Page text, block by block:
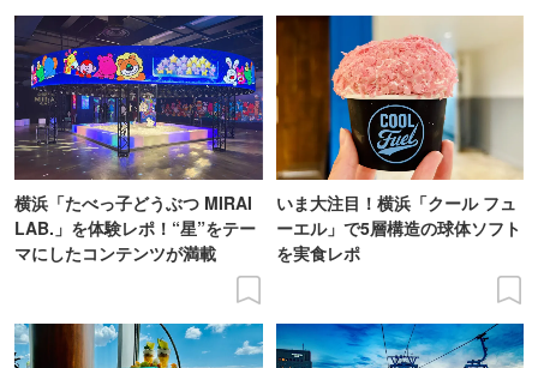
横浜「たべっ子どうぶつ MIRAI
LAB.」を体験レポ！“星”をテー
マにしたコンテンツが満載
いま大注目！横浜「クール フュ
ーエル」で5層構造の球体ソフト
を実食レポ